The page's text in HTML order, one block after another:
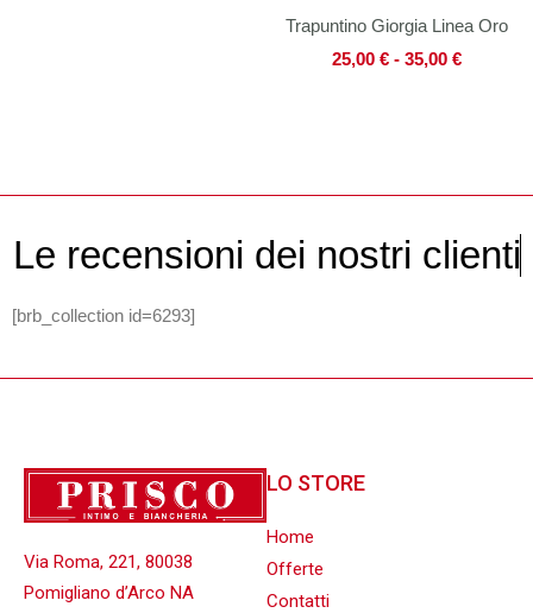
Trapuntino Giorgia Linea Oro
25,00 € - 35,00 €
Le recensioni dei nostri clienti
[brb_collection id=6293]
Via Roma, 221, 80038
Pomigliano d’Arco NA
LO STORE
Home
Offerte
Contatti